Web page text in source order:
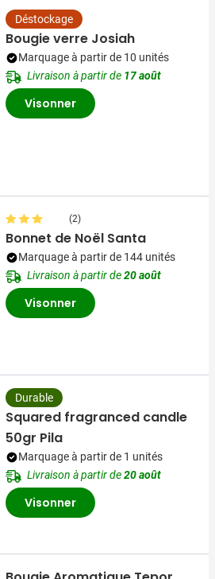
Déstockage
Bougie verre Josiah
Marquage à partir de 10 unités
Livraison à partir de 17 août
Visonner
(2)
Bonnet de Noël Santa
Marquage à partir de 144 unités
Livraison à partir de20 août
Visonner
Durable
Squared fragranced candle
50gr Pila
Marquage à partir de 1 unités
Livraison à partir de20 août
Visonner